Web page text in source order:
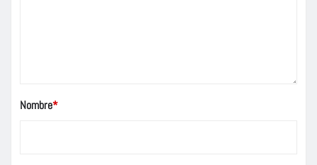
Nombre*